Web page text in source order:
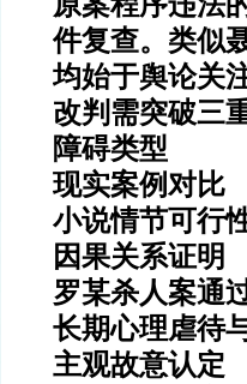
件复查。 类似
均始于舆论关
改判需突破三
障碍类型
现实案例对比
小说情节可行
因果关系证明
罗某杀人案通
长期心理虐待
主观故意认定